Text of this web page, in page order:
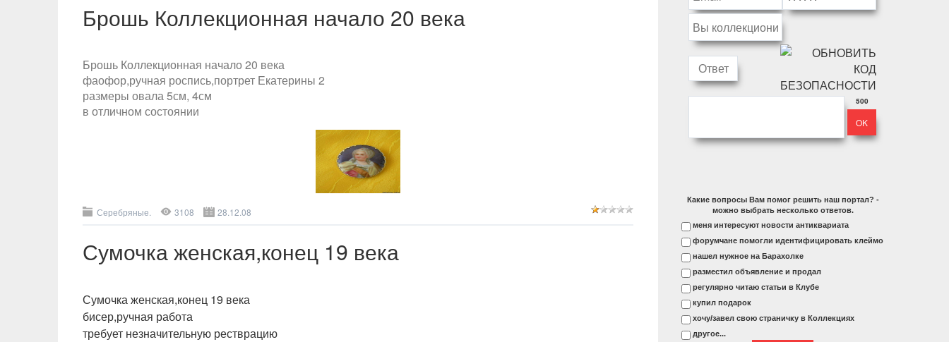
Брошь Коллекционная начало 20 века
Брошь Коллекционная начало 20 века
фаофор,ручная роспись,портрет Екатерины 2
размеры овала 5см, 4см
в отличном состоянии
Серебряные. 3108 28.12.08
Сумочка женская,конец 19 века
Сумочка женская,конец 19 века
бисер,ручная работа
требует незначительную рестврацию
500
Какие вопросы Вам помог решить наш портал? -
можно выбрать несколько ответов.
меня интересуют новости антиквариата
форумчане помогли идентифицировать клеймо
нашел нужное на Барахолке
разместил объявление и продал
регулярно читаю статьи в Клубе
купил подарок
хочу/завел свою страничку в Коллекциях
другое...